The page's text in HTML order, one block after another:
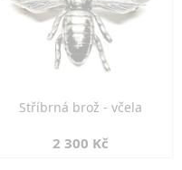
Stříbrná brož - včela
2 300 Kč